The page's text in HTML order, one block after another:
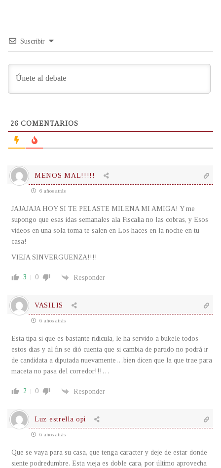
Suscribir
26 COMENTARIOS
MENOS MAL!!!!!
6 años atrás
JAJAJAJA HOY SI TE PELASTE MILENA MI AMIGA! Y me
supongo que esas idas semanales ala Fiscalia no las cobras, y Esos
videos en una sola toma te salen en Los haces en la noche en tu
casa!
VIEJA SINVERGUENZA!!!!
3 0 Responder
VASILIS
6 años atrás
Esta tipa si que es bastante ridicula, le ha servido a bukele todos
estos dias y al fin se dió cuenta que si cambia de partido no podrá ir
de candidata a diputada nuevamente…bien dicen que la que trae para
maceta no pasa del corredor!!!…
2 0 Responder
Luz estrella opi
6 años atrás
Que se vaya para su casa, que tenga caracter y deje de estar donde
siente podredumbre. Esta vieja es doble cara, por último aprovecha